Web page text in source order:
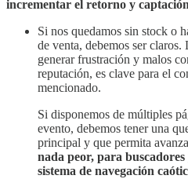
incrementar el retorno y
Si nos quedamos sin stock o
de venta, debemos ser
generar frustración y malos
reputación, es clave para el
mencionado.
Si disponemos de múltiples
evento, debemos tener una
principal y que permita
nada peor, para
sistema de navegación